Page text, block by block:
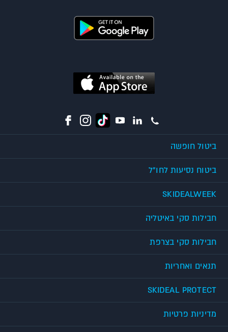
ביטול חופשה
ביטוח נסיעות לחו"ל
SKIDEALWEEK
חבילות סקי באיטליה
חבילות סקי בצרפת
תנאים ואחריות
SKIDEAL PROTECT
מדיניות פרטיות